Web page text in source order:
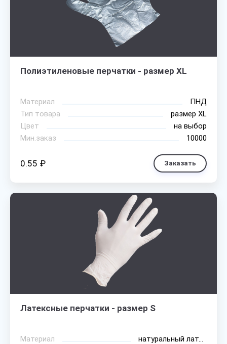
Полиэтиленовые перчатки - размер XL
Материал
ПНД
Тип товара
размер XL
Цвет
на выбор
Мин.заказ
10000
0.55 ₽ Заказать
Латексные перчатки - размер S
Материал
натуральный латекс